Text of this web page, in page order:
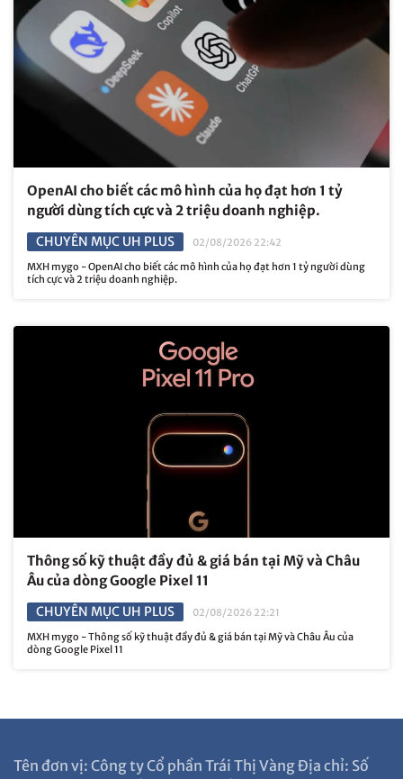
OpenAI cho biết các mô hình của họ đạt hơn 1 tỷ
người dùng tích cực và 2 triệu doanh nghiệp.
CHUYÊN MỤC UH PLUS
02/08/2026 22:42
MXH mygo - OpenAI cho biết các mô hình của họ đạt hơn 1 tỷ người dùng
tích cực và 2 triệu doanh nghiệp.
Thông số kỹ thuật đầy đủ & giá bán tại Mỹ và Châu
Âu của dòng Google Pixel 11
CHUYÊN MỤC UH PLUS
02/08/2026 22:21
MXH mygo - Thông số kỹ thuật đầy đủ & giá bán tại Mỹ và Châu Âu của
dòng Google Pixel 11
Tên đơn vị: Công ty Cổ phần Trái Thị Vàng Địa chỉ: Số